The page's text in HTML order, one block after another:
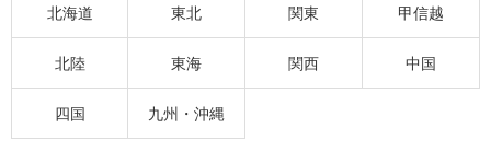
北海道 東北 関東 甲信越
北陸 東海 関西 中国
四国 九州・沖縄